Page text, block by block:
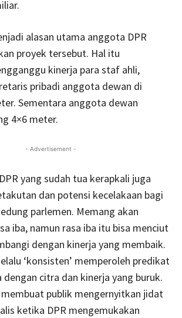
alasan utama anggota DPR
proyek tersebut. Hal itu
kinerja para staf ahli,
pribadi anggota dewan di
Sementara anggota dewan
4×6 meter.
- Advertisement -
yang sudah tua kerapkali juga
dan potensi kecelakaan bagi
parlemen. Memang akan
iba, namun rasa iba itu bisa menciut
dengan kinerja yang membaik.
‘konsisten’ memperoleh predikat
dengan citra dan kinerja yang buruk.
publik mengernyitkan jidat
ketika DPR mengemukakan